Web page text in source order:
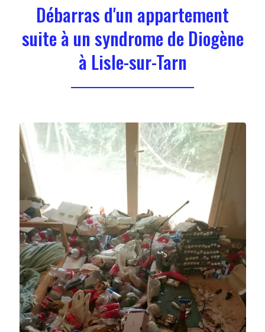
Débarras d'un appartement
suite à un syndrome de Diogène
à Lisle-sur-Tarn